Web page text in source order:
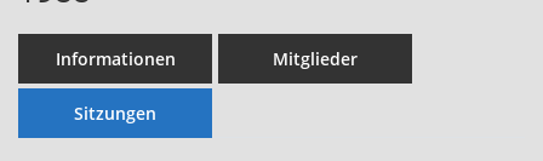
Informationen Mitglieder
Sitzungen